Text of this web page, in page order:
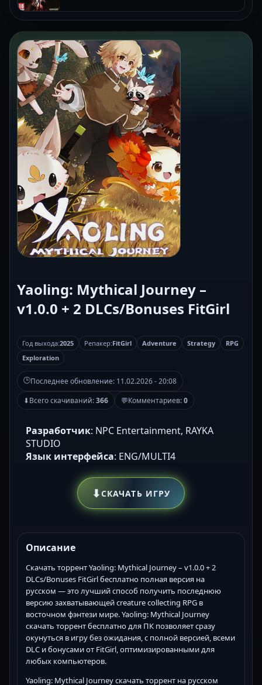
Yaoling: Mythical Journey –
v1.0.0 + 2 DLCs/Bonuses FitGirl
Год выхода:2025 Репакер:FitGirl Adventure Strategy
RPG
Exploration
🕒Последнее обновление: 11.02.2026 - 20:08
⬇Всего скачиваний:366 💬Комментариев:0
Разработчик: NPC Entertainment, RAYKA
STUDIO
Язык интерфейса: ENG/MULTI4
⬇СКАЧАТЬ ИГРУ
Описание
Скачать торрент Yaoling: Mythical Journey – v1.0.0 + 2
DLCs/Bonuses FitGirl бесплатно полная версия на
русском — это лучший способ получить последнюю
версию захватывающей creature collecting RPG в
восточном фэнтези мире. Yaoling: Mythical Journey
скачать торрент бесплатно для ПК позволяет сразу
окунуться в игру без ожидания, с полной версией, всеми
DLC и бонусами от FitGirl, оптимизированными для
любых компьютеров.
Yaoling: Mythical Journey скачать торрент на русском